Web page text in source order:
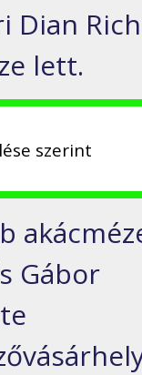
Dian
lett.
szerint
Gábor